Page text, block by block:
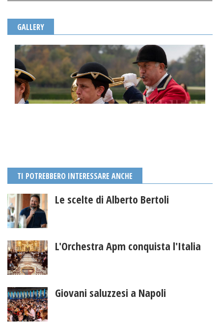
GALLERY
TI POTREBBERO INTERESSARE ANCHE
Le scelte di Alberto Bertoli
L'Orchestra Apm conquista l'Italia
Giovani saluzzesi a Napoli